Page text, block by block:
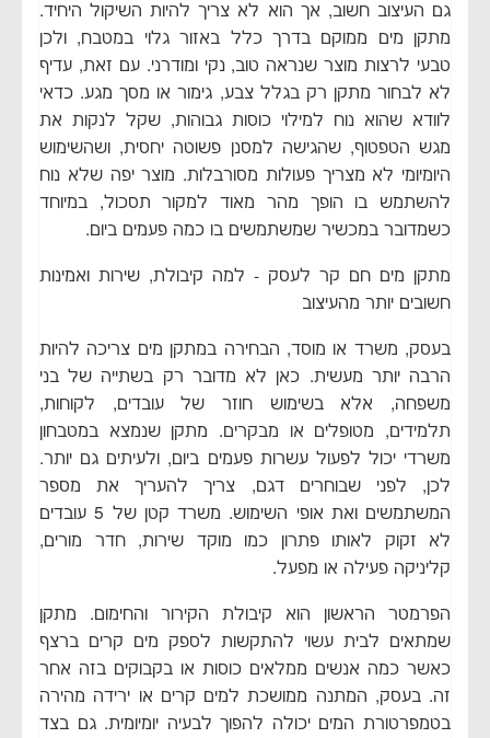
גם העיצוב חשוב, אך הוא לא צריך להיות השיקול היחיד.
מתקן מים ממוקם בדרך כלל באזור גלוי במטבח, ולכן
טבעי לרצות מוצר שנראה טוב, נקי ומודרני. עם זאת, עדיף
לא לבחור מתקן רק בגלל צבע, גימור או מסך מגע. כדאי
לוודא שהוא נוח למילוי כוסות גבוהות, שקל לנקות את
מגש הטפטוף, שהגישה למסנן פשוטה יחסית, ושהשימוש
היומיומי לא מצריך פעולות מסורבלות. מוצר יפה שלא נוח
להשתמש בו הופך מהר מאוד למקור תסכול, במיוחד
כשמדובר במכשיר שמשתמשים בו כמה פעמים ביום.
מתקן מים חם קר לעסק - למה קיבולת, שירות ואמינות
חשובים יותר מהעיצוב
בעסק, משרד או מוסד, הבחירה במתקן מים צריכה להיות
הרבה יותר מעשית. כאן לא מדובר רק בשתייה של בני
משפחה, אלא בשימוש חוזר של עובדים, לקוחות,
תלמידים, מטופלים או מבקרים. מתקן שנמצא במטבחון
משרדי יכול לפעול עשרות פעמים ביום, ולעיתים גם יותר.
לכן, לפני שבוחרים דגם, צריך להעריך את מספר
המשתמשים ואת אופי השימוש. משרד קטן של 5 עובדים
לא זקוק לאותו פתרון כמו מוקד שירות, חדר מורים,
קליניקה פעילה או מפעל.
הפרמטר הראשון הוא קיבולת הקירור והחימום. מתקן
שמתאים לבית עשוי להתקשות לספק מים קרים ברצף
כאשר כמה אנשים ממלאים כוסות או בקבוקים בזה אחר
זה. בעסק, המתנה ממושכת למים קרים או ירידה מהירה
בטמפרטורת המים יכולה להפוך לבעיה יומיומית. גם בצד